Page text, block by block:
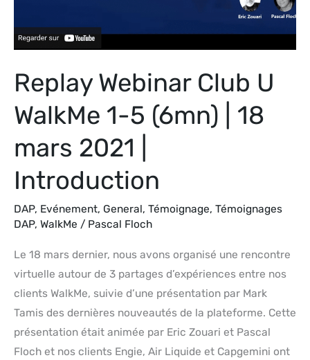
Replay Webinar Club U
WalkMe 1-5 (6mn) | 18
mars 2021 |
Introduction
DAP, Evénement, General, Témoignage, Témoignages
DAP, WalkMe / Pascal Floch
Le 18 mars dernier, nous avons organisé une rencontre
virtuelle autour de 3 partages d’expériences entre nos
clients WalkMe, suivie d’une présentation par Mark
Tamis des dernières nouveautés de la plateforme. Cette
présentation était animée par Eric Zouari et Pascal
Floch et nos clients Engie, Air Liquide et Capgemini ont
mars
Introduction